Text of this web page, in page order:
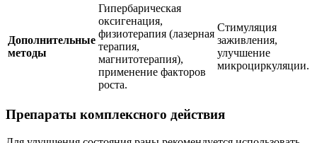
Дополнительные
методы
Гипербарическая
оксигенация,
физиотерапия (лазерная
терапия,
магнитотерапия),
применение факторов
роста.
Стимуляция
заживления,
улучшение
микроциркуляции.
Препараты комплексного действия